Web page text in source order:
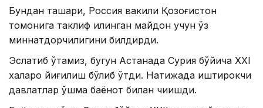
Бундан ташқари, Россия вакили Қозоғистон
томонига таклиф қилинган майдон учун ўз
миннатдорчилигини билдирди.
Эслатиб ўтамиз, бугун Астанада Сурия бўйича ХХІ
халқаро йиғилиш бўлиб ўтди. Натижада иштирокчи
давлатлар қўшма баёнот билан чиқишди.